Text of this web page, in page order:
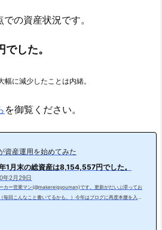
の資産状況です。
した。
幅に減少したことは内緒。
を御覧ください。
資産運用を始めてみた
1月末の総資産は8,154,557円でした。
年2月29日
カー営業マン(@makereigyouman)です。更新がだいぶ滞ってお
毎回こんなこと書いてるかも。）今年はブログに再度本腰を入れ